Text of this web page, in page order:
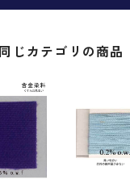
同じカテゴリの商品